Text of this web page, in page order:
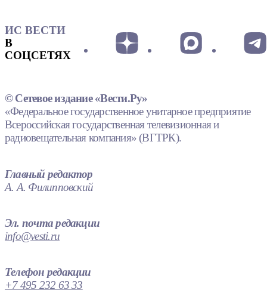
ИС ВЕСТИ
В
СОЦСЕТЯХ
© Сетевое издание «Вести.Ру»
«Федеральное государственное унитарное предприятие
Всероссийская государственная телевизионная и
радиовещательная компания» (ВГТРК).
Главный редактор
А. А. Филипповский
Эл. почта редакции
info@vesti.ru
Телефон редакции
+7 495 232 63 33